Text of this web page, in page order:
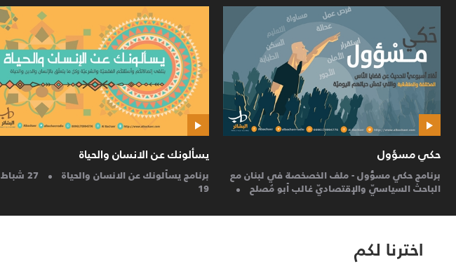
26
يسألونك عن الانسان والحياة
يسألونك عن الانسان والحياة :26 سبتمبر
26
أيلول 18
حكي مسؤول
حكي مسؤول: لبنان مهدد بصحة مواطنيه
اخترنا لكم